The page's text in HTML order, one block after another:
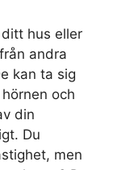
hus eller
andra
kan ta sig
och
din
Du
men